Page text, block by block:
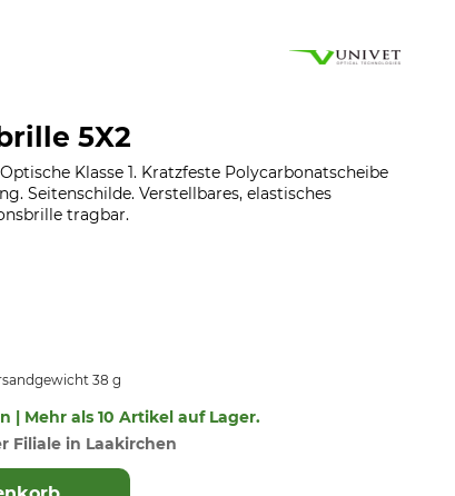
5X2
Klasse 1. Kratzfeste Polycarbonatscheibe
Seitenschilde. Verstellbares, elastisches
tragbar.
38 g
| Mehr als 10 Artikel auf Lager.
Filiale in Laakirchen